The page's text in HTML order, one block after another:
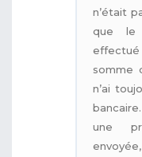
n’était
que le
somme
n’ai
une